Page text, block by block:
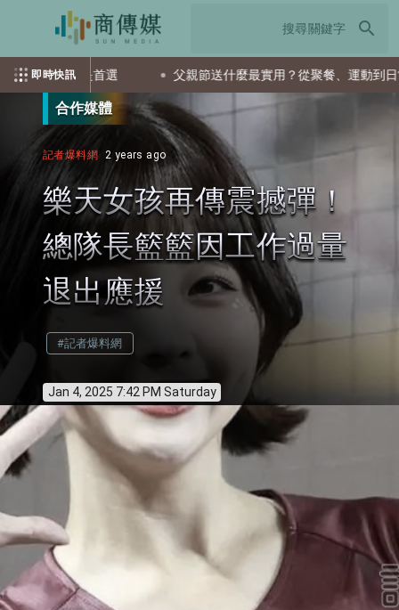
search
即時快訊
會是首選 父親節送什麼最實用？從聚餐、運動到日常營養
合作媒體
記者爆料網 2 years ago
樂天女孩再傳震撼彈！
總隊長籃籃因工作過量
退出應援
#記者爆料網
Jan 4, 2025 7:42 PM Saturday